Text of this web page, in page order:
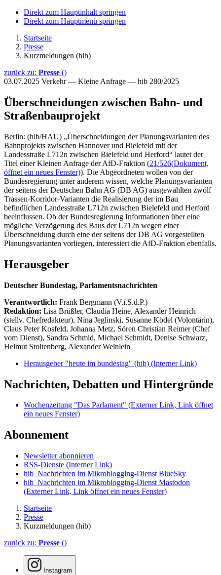
Direkt zum Hauptinhalt springen
Direkt zum Hauptmenü springen
Startseite
Presse
Kurzmeldungen (hib)
zurück zu: Presse ()
03.07.2025 Verkehr — Kleine Anfrage — hib 280/2025
Überschneidungen zwischen Bahn- und
Straßenbauprojekt
Berlin: (hib/HAU) „Überschneidungen der Planungsvarianten des
Bahnprojekts zwischen Hannover und Bielefeld mit der
Landesstraße L712n zwischen Bielefeld und Herford“ lautet der
Titel einer Kleinen Anfrage der AfD-Fraktion (21/526(Dokument,
öffnet ein neues Fenster)). Die Abgeordneten wollen von der
Bundesregierung unter anderem wissen, welche Planungsvarianten
der seitens der Deutschen Bahn AG (DB AG) ausgewählten zwölf
Trassen-Korridor-Varianten die Realisierung der im Bau
befindlichen Landesstraße L712n zwischen Bielefeld und Herford
beeinflussen. Ob der Bundesregierung Informationen über eine
mögliche Verzögerung des Baus der L712n wegen einer
Überschneidung durch eine der seitens der DB AG vorgestellten
Planungsvarianten vorliegen, interessiert die AfD-Fraktion ebenfalls.
Herausgeber
Deutscher Bundestag, Parlamentsnachrichten
Verantwortlich: Frank Bergmann (V.i.S.d.P.)
Redaktion: Lisa Brüßler, Claudia Heine, Alexander Heinrich
(stellv. Chefredakteur), Nina Jeglinski, Susanne Ködel (Volontärin),
Claus Peter Kosfeld, Johanna Metz, Sören Christian Reimer (Chef
vom Dienst), Sandra Schmid, Michael Schmidt, Denise Schwarz,
Helmut Stoltenberg, Alexander Weinlein
Herausgeber "heute im bundestag" (hib) (Interner Link)
Nachrichten, Debatten und Hintergründe
Wochenzeitung "Das Parlament" (Externer Link, Link öffnet
ein neues Fenster)
Abonnement
Newsletter abonnieren
RSS-Dienste (Interner Link)
hib_Nachrichten im Mikroblogging-Dienst BlueSky
hib_Nachrichten im Mikroblogging-Dienst Mastodon
(Externer Link, Link öffnet ein neues Fenster)
Startseite
Presse
Kurzmeldungen (hib)
zurück zu: Presse ()
Instagram